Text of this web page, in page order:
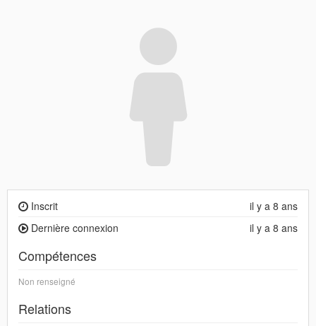
il y a 8 ans
Inscrit
il y a 8 ans
Dernière connexion
Compétences
Non renseigné
Relations